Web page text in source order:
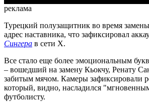
реклама
Турецкий полузащитник во время
адрес наставника, что зафиксировал
Сингера в сети Х.
Все стало еще более эмоциональным
– вошедший на замену Кьокчу, Ренату
забитым мячом. Камеры зафиксировали
который, видно, насладился
футболисту.